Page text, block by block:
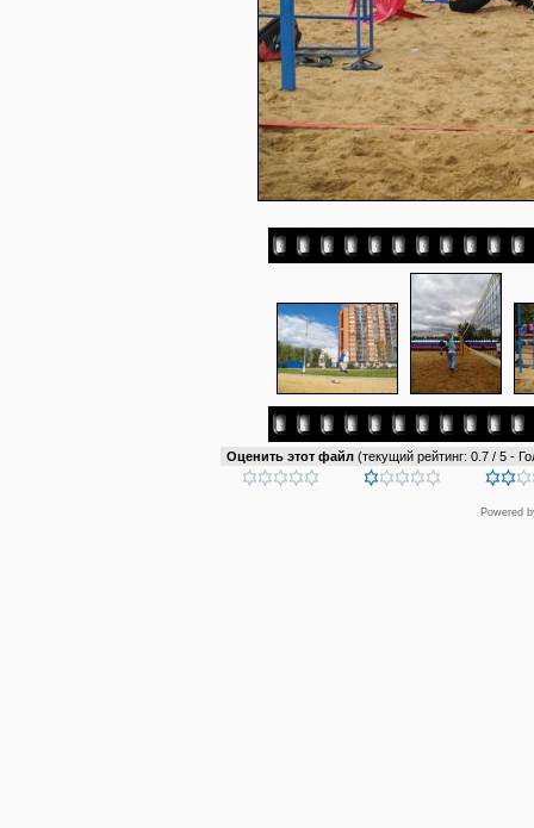
Оценить этот файл (текущий рейтинг: 0.7 / 5 -
Powered